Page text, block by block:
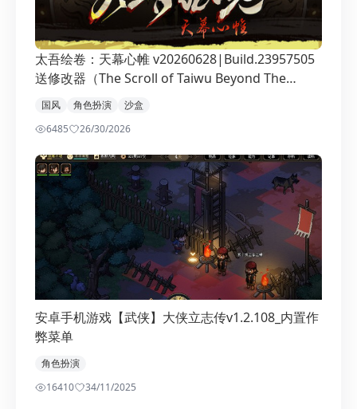
太吾绘卷：天幕心帷 v20260628|Build.23957505
送修改器（The Scroll of Taiwu Beyond The
Dom）免安装中文版
国风 角色扮演
沙盒
6485
26/30/2026
安卓手机游戏【武侠】大侠立志传v1.2.108_内置作
弊菜单
角色扮演
16410
34/11/2025